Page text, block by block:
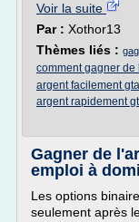
Voir la suite
Par : Xothor13
Thèmes liés :
comment gagner de
argent facilement
argent rapidement
Gagner de
emploi à
Les options
seulement après